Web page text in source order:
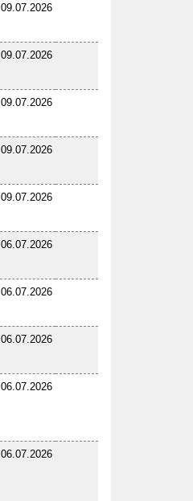
09.07.2026
09.07.2026
09.07.2026
09.07.2026
09.07.2026
06.07.2026
06.07.2026
06.07.2026
06.07.2026
06.07.2026